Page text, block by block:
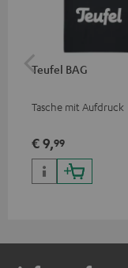
Teufel BAG
Tasche mit Aufdruck
€ 9,99